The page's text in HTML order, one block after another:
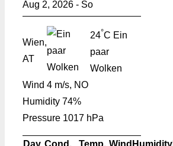
Aug 2, 2026 - So
Wien,
AT
24°C Ein
paar
Wolken
Wind 4 m/s, NO
Humidity 74%
Pressure 1017 hPa
Day Cond. Temp. Wind Humidity